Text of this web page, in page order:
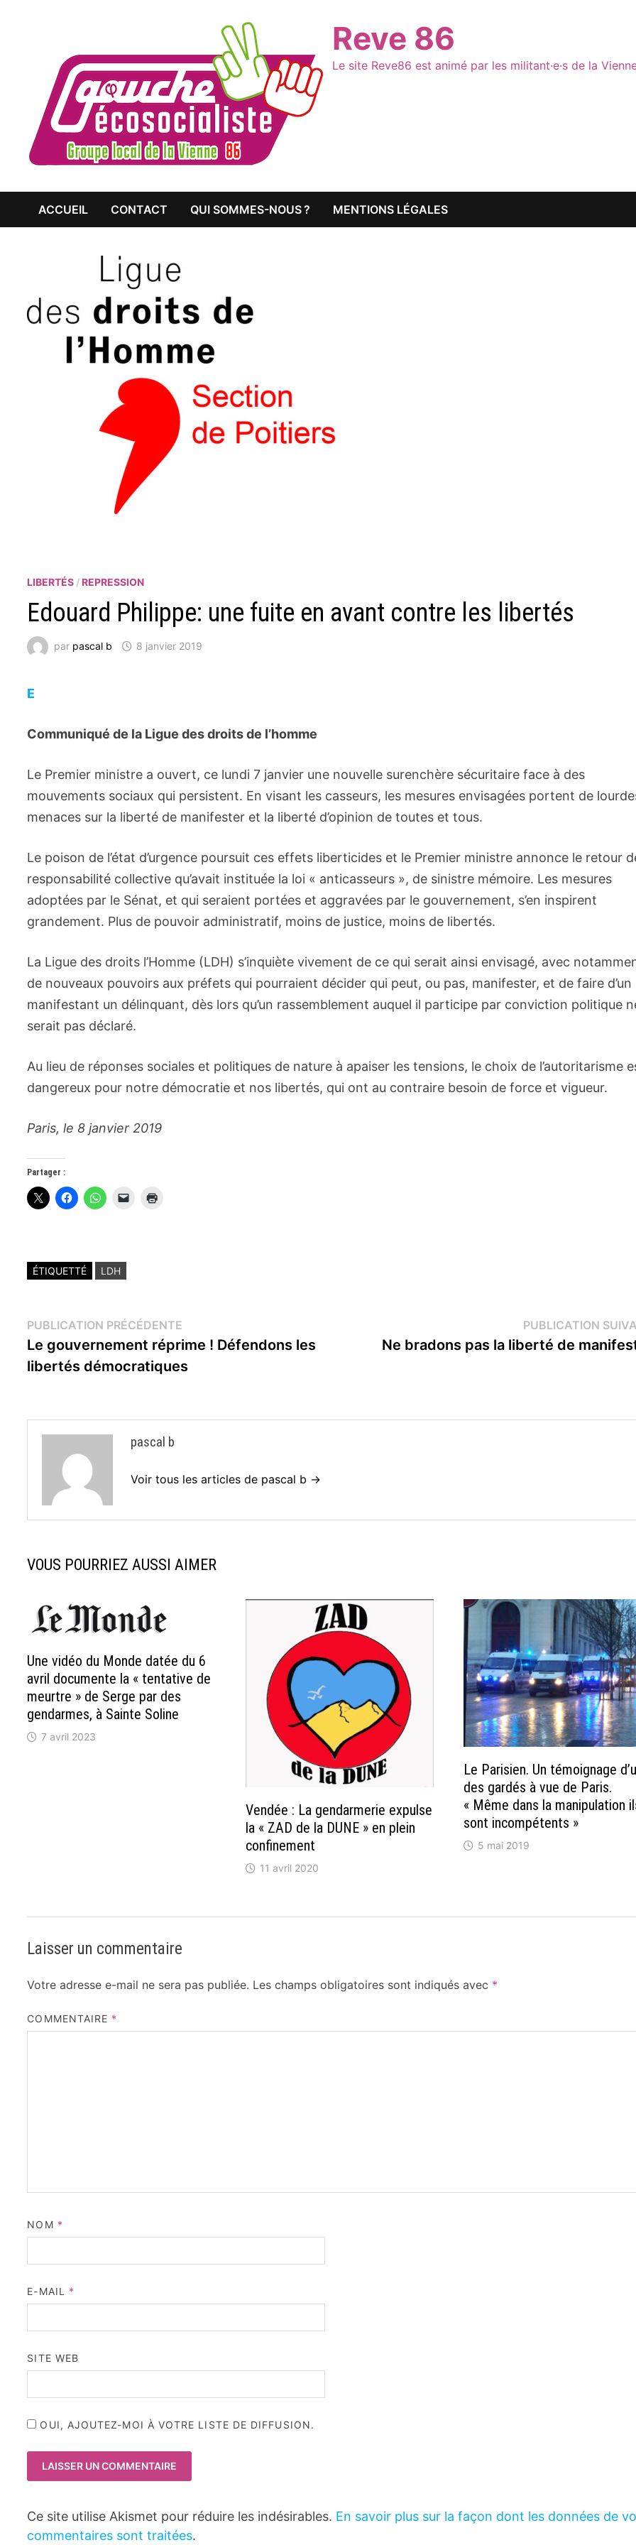
Reve 86
Le site Reve86 est animé par les militant·e·s de la
ACCUEIL CONTACT QUI SOMMES-NOUS ? MENTIONS LÉGALES
LIBERTÉS / REPRESSION
Edouard Philippe: une fuite en avant contre les libertés
par pascal b 8 janvier 2019
E
Communiqué de la Ligue des droits de l’homme
Le Premier ministre a ouvert, ce lundi 7 janvier une nouvelle surenchère sécuritaire face à des
mouvements sociaux qui persistent. En visant les casseurs, les mesures envisagées portent de
menaces sur la liberté de manifester et la liberté d’opinion de toutes et tous.
Le poison de l’état d’urgence poursuit ces effets liberticides et le Premier ministre annonce le retour
responsabilité collective qu’avait instituée la loi « anticasseurs », de sinistre mémoire. Les mesures
adoptées par le Sénat, et qui seraient portées et aggravées par le gouvernement, s’en inspirent
grandement. Plus de pouvoir administratif, moins de justice, moins de libertés.
La Ligue des droits l’Homme (LDH) s’inquiète vivement de ce qui serait ainsi envisagé, avec
de nouveaux pouvoirs aux préfets qui pourraient décider qui peut, ou pas, manifester, et de faire d’un
manifestant un délinquant, dès lors qu’un rassemblement auquel il participe par conviction politique
serait pas déclaré.
Au lieu de réponses sociales et politiques de nature à apaiser les tensions, le choix de l’autoritarisme
dangereux pour notre démocratie et nos libertés, qui ont au contraire besoin de force et vigueur.
Paris, le 8 janvier 2019
Partager :
ÉTIQUETTÉ LDH
Navigation
de
PUBLICATION PRÉCÉDENTE
précédente :
Le gouvernement réprime ! Défendons les
libertés démocratiques
PUBLICATION
Ne bradons pas la liberté de
pascal b
Voir tous les articles de pascal b →
VOUS POURRIEZ AUSSI AIMER
Une vidéo du Monde datée du 6
avril documente la « tentative de
meurtre » de Serge par des
gendarmes, à Sainte Soline
7 avril 2023
Vendée : La gendarmerie expulse
la « ZAD de la DUNE » en plein
confinement
11 avril 2020
Le Parisien. Un témoignage
des gardés à vue de Paris.
« Même dans la manipulation
sont incompétents »
5 mai 2019
Laisser un commentaire
Votre adresse e-mail ne sera pas publiée. Les champs obligatoires sont indiqués avec *
COMMENTAIRE *
NOM *
E-MAIL *
SITE WEB
OUI, AJOUTEZ-MOI À VOTRE LISTE DE DIFFUSION.
Ce site utilise Akismet pour réduire les indésirables. En savoir plus sur la façon dont les données de
commentaires sont traitées.